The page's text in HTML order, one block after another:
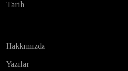
Tarih
Hakkımızda
Yazılar